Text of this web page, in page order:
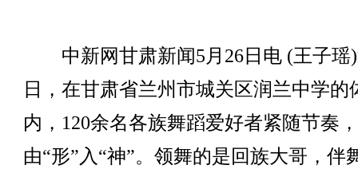
中新网甘肃新闻5月26日电 (王子瑶
日，在甘肃省兰州市城关区润兰中学的
内，120余名各族舞蹈爱好者紧随节奏
由“形”入“神”。领舞的是回族大哥，伴